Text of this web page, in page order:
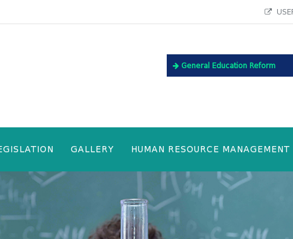
General Education Reform
GALLERY HUMAN RESOURCE MANAGEMENT